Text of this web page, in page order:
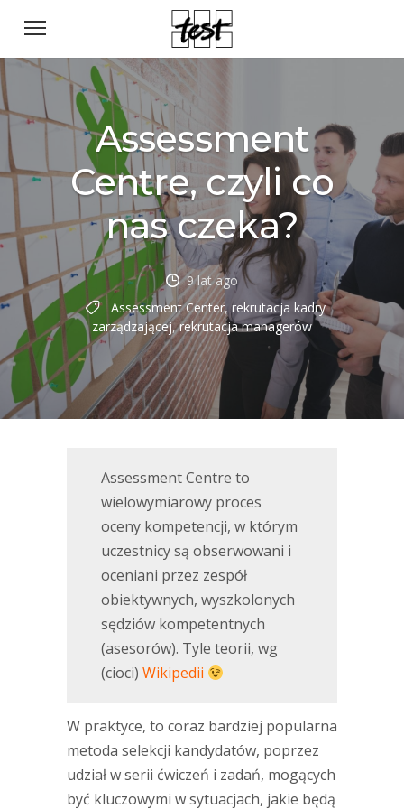
Assessment
Centre, czyli co
nas czeka?
9 lat ago
Assessment Center,rekrutacja kadry
zarządzającej,rekrutacja managerów
Assessment Centre to
wielowymiarowy proces
oceny kompetencji, w którym
uczestnicy są obserwowani i
oceniani przez zespół
obiektywnych, wyszkolonych
sędziów kompetentnych
(asesorów). Tyle teorii, wg
(cioci) Wikipedii
W praktyce, to coraz bardziej popularna
metoda selekcji kandydatów, poprzez
udział w serii ćwiczeń i zadań, mogących
być kluczowymi w sytuacjach, jakie będą